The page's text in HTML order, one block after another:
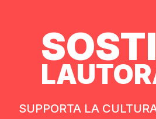
SUPPORTA LA